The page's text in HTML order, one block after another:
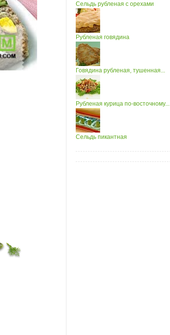
Сельдь рубленая с орехами
Рубленая говядина
Говядина рубленая, тушенная...
Рубленая курица по-восточному...
Сельдь пикантная